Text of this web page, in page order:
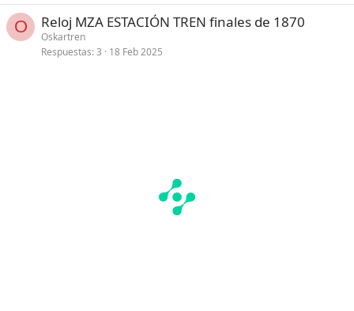
O Reloj MZA ESTACIÓN TREN finales de 1870
Oskartren
Respuestas 3 18 Feb 2025